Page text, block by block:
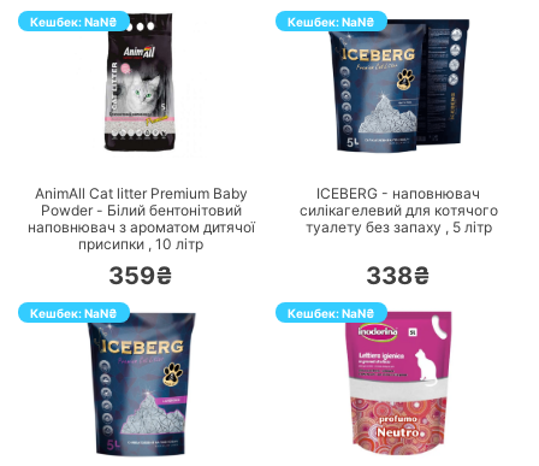
Кешбек:NaN₴
ПЕРЕЙТИ
AnimAll Cat litter Premium Baby
Powder - Білий бентонітовий
наповнювач з ароматом дитячої
присипки , 10 літр
359₴
Кешбек:NaN₴
ПЕРЕЙТИ
ICEBERG - наповнювач
силікагелевий для котячого
туалету без запаху , 5літр
338₴
Кешбек:NaN₴
ПЕРЕЙТИ
Кешбек:NaN₴
ПЕРЕЙТИ